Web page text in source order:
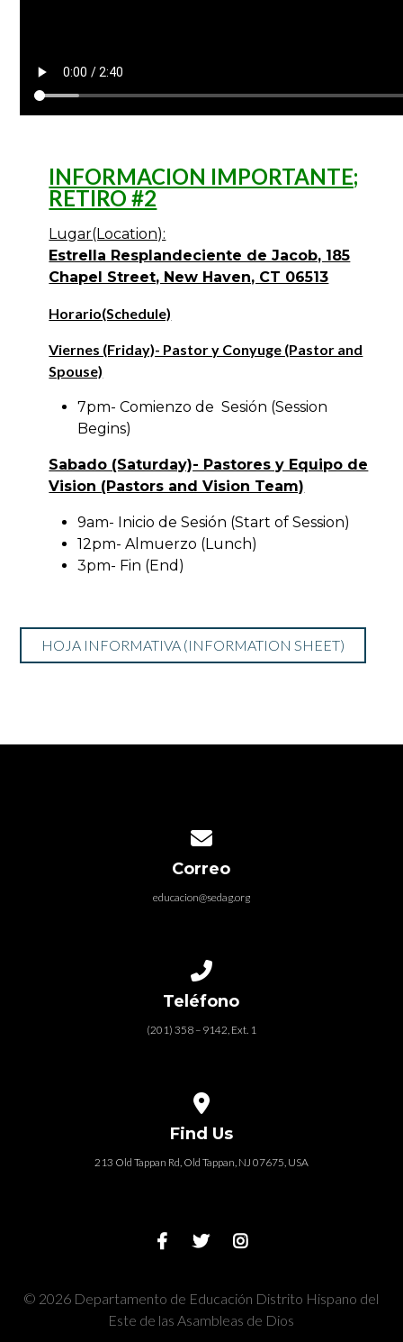
INFORMACION IMPORTANTE;
RETIRO #2
Lugar(Location):
Estrella Resplandeciente de Jacob, 185
Chapel Street, New Haven, CT 06513
Horario(Schedule)
Viernes (Friday)- Pastor y Conyuge (Pastor and
Spouse)
7pm- Comienzo de Sesión (Session
Begins)
Sabado (Saturday)- Pastores y Equipo de
Vision (Pastors and Vision Team)
9am- Inicio de Sesión (Start of Session)
12pm- Almuerzo (Lunch)
3pm- Fin (End)
HOJA INFORMATIVA (INFORMATION SHEET)
Correo
educacion@sedag.org
Teléfono
(201) 358 – 9142, Ext. 1
Find Us
213 Old Tappan Rd, Old Tappan, NJ 07675, USA
© 2026 Departamento de Educación Distrito Hispano del
Este de las Asambleas de Dios